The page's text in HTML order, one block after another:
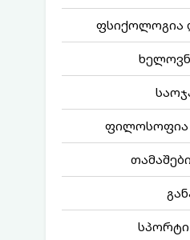
ფსიქოლოგია
ფილოსოფია